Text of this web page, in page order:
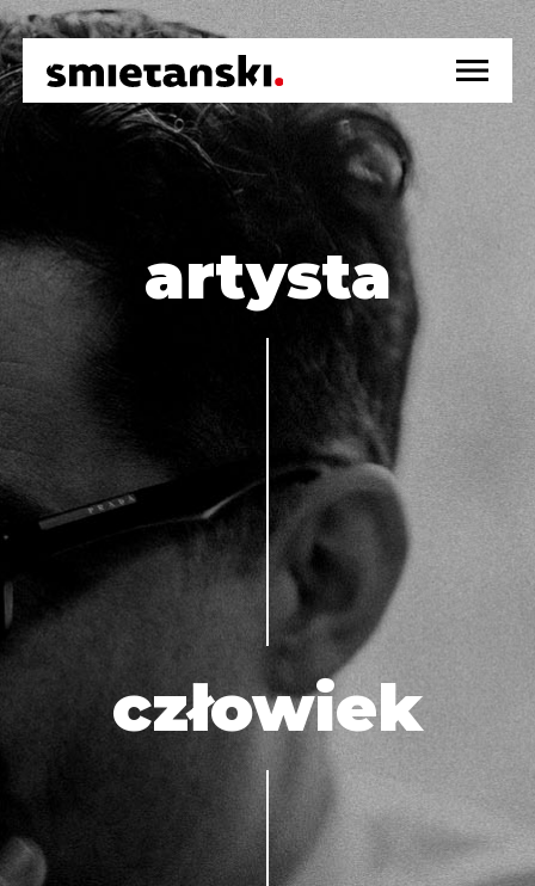
info
wydarzenia
działalność medyczna
kontakt
artysta
człowiek